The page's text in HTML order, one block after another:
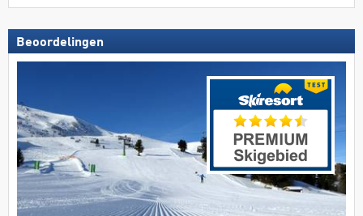
Beoordelingen